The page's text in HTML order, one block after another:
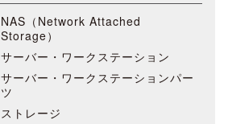
NAS（Network Attached
Storage）
サーバー・ワークステーション
サーバー・ワークステーションパー
ツ
ストレージ